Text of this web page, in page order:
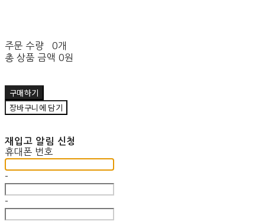
주문 수량
0개
총 상품 금액 0원
구매하기
장바구니에 담기
재입고 알림 신청
휴대폰 번호
-
-